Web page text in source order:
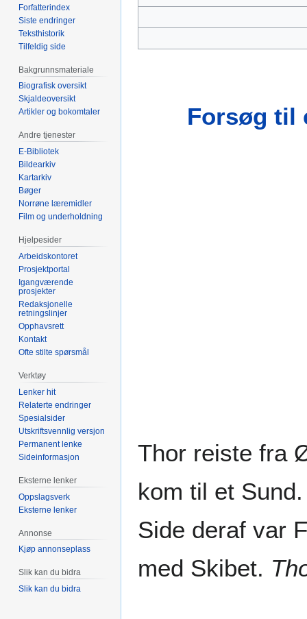
Forsøg til
Thor reiste fra
kom til et
Side deraf var
med Skibet.
Forfatterindex
Siste endringer
Teksthistorik
Tilfeldig side
Bakgrunnsmateriale
Biografisk oversikt
Skjaldeoversikt
Artikler og bokomtaler
Andre tjenester
E-Bibliotek
Bildearkiv
Kartarkiv
Bøger
Norrøne læremidler
Film og underholdning
Hjelpesider
Arbeidskontoret
Prosjektportal
Igangværende
prosjekter
Redaksjonelle
retningslinjer
Opphavsrett
Kontakt
Ofte stilte spørsmål
Verktøy
Lenker hit
Relaterte endringer
Spesialsider
Utskriftsvennlig versjon
Permanent lenke
Sideinformasjon
Eksterne lenker
Oppslagsverk
Eksterne lenker
Annonse
Kjøp annonseplass
Slik kan du bidra
Slik kan du bidra